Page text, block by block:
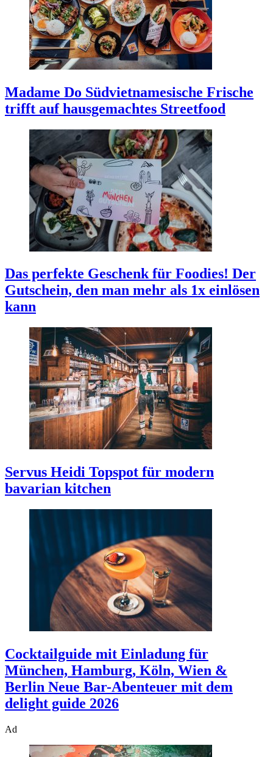
Madame Do Südvietnamesische Frische
trifft auf hausgemachtes Streetfood
Das perfekte Geschenk für Foodies! Der
Gutschein, den man mehr als 1x einlösen
kann
Servus Heidi Topspot für modern
bavarian kitchen
Cocktailguide mit Einladung für
München, Hamburg, Köln, Wien &
Berlin Neue Bar-Abenteuer mit dem
delight guide 2026
Ad